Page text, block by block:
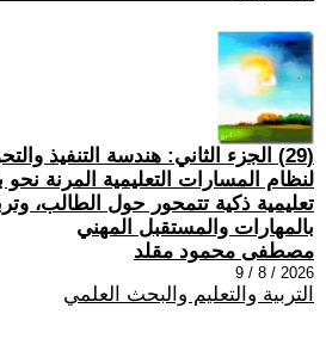
(29) الجزء الثاني: هندسة التنفيذ
لنظام المسارات التعليمية المرنة نحو
تعليمية ذكية تتمحور حول الطالب،
بالمهارات والمستقبل المهني
مصطفى محمود مقلد
2026 / 8 / 9
التربية والتعليم والبحث العلمي